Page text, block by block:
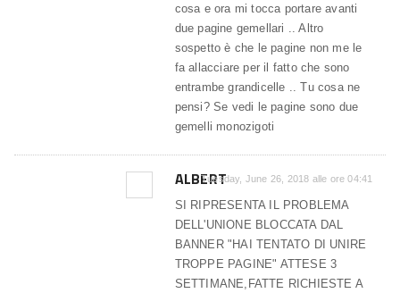
cosa e ora mi tocca portare avanti
due pagine gemellari .. Altro
sospetto è che le pagine non me le
fa allacciare per il fatto che sono
entrambe grandicelle .. Tu cosa ne
pensi? Se vedi le pagine sono due
gemelli monozigoti
ALBERTTuesday, June 26, 2018 alle ore 04:41
SI RIPRESENTA IL PROBLEMA
DELL'UNIONE BLOCCATA DAL
BANNER "HAI TENTATO DI UNIRE
TROPPE PAGINE" ATTESE 3
SETTIMANE,FATTE RICHIESTE A